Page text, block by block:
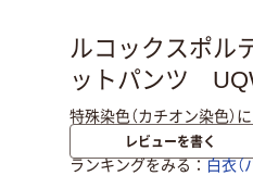
ルコックスポ
ットパンツ
特殊染色（カチオン染色）
レビューを書く
ランキングをみる 白衣（